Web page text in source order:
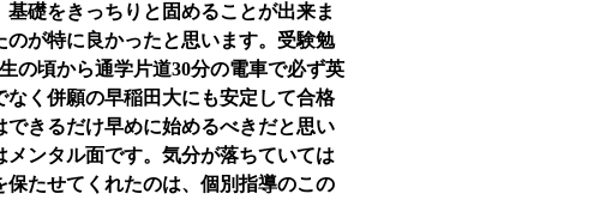
礎をきっちりと固めることが出来ま
が特に良かったと思います。受験勉
の頃から通学片道30分の電車で必ず英
く併願の早稲田大にも安定して合格
きるだけ早めに始めるべきだと思い
ンタル面です。気分が落ちていては
たせてくれたのは、個別指導のこの